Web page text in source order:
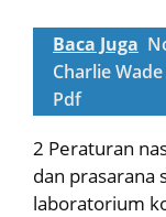
Baca Juga
Charlie
Pdf
2 Peraturan
dan prasarana
laboratorium